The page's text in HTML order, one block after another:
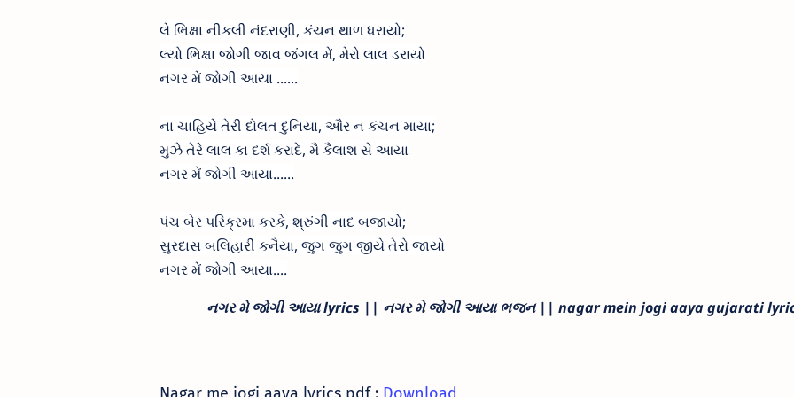
લે ભિક્ષા નીકલી નંદરાણી, કંચન થાળ ધરાયો;
લ્યો ભિક્ષા જોગી જાવ જંગલ મેં, મેરો લાલ ડરાયો
નગર મેં જોગી આયા ......
ના ચાહિયે તેરી દોલત દુનિયા, ઔર ન કંચન માયા;
મુઝે તેરે લાલ કા દર્શ કરાદે, મૈ કૈલાશ સે આયા
નગર મેં જોગી આયા......
પંચ બેર પરિક્રમા કરકે, શ્રુંગી નાદ બજાયો;
સુરદાસ બલિહારી કનૈયા, જુગ જુગ જીયે તેરો જાયો
નગર મેં જોગી આયા....
નગર મે જોગી આયા lyrics || નગર મે જોગી આયા ભજન || nagar mein jogi aaya gujarati